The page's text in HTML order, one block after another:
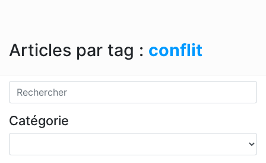
Articles par tag : conflit
Catégorie